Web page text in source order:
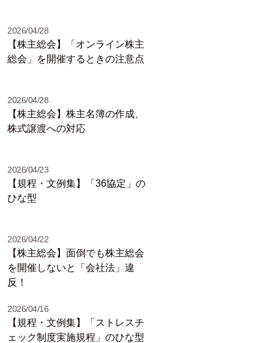
2026/04/28
【株主総会】「オンライン株主
総会」を開催するときの注意点
2026/04/28
【株主総会】株主名簿の作成、
株式譲渡への対応
2026/04/23
【規程・文例集】「36協定」の
ひな型
2026/04/22
【株主総会】面倒でも株主総会
を開催しないと「会社法」違
反！
2026/04/16
【規程・文例集】「ストレスチ
ェック制度実施規程」のひな型